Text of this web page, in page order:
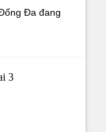
Đa đang